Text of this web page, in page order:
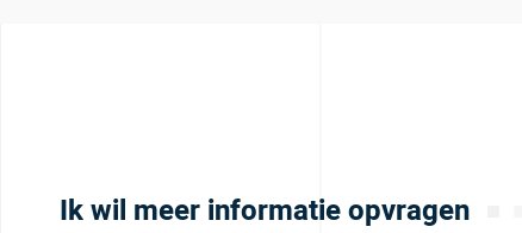
Ik wil meer informatie opvragen